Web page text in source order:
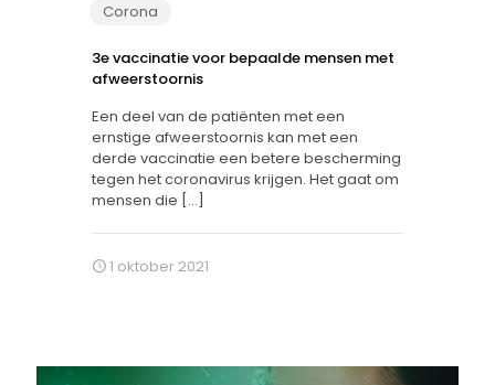
Corona
3e vaccinatie voor bepaalde mensen met
afweerstoornis
Een deel van de patiënten met een
ernstige afweerstoornis kan met een
derde vaccinatie een betere bescherming
tegen het coronavirus krijgen. Het gaat om
mensen die […]
1 oktober 2021